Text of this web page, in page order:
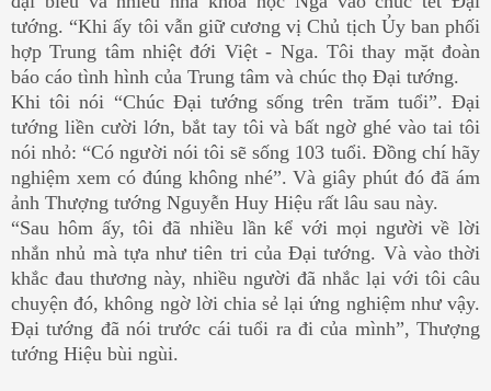
tướng. “Khi ấy tôi vẫn giữ cương vị Chủ tịch Ủy ban phối
hợp Trung tâm nhiệt đới Việt - Nga. Tôi thay mặt đoàn
báo cáo tình hình của Trung tâm và chúc thọ Đại tướng.
Khi tôi nói “Chúc Đại tướng sống trên trăm tuổi”. Đại
tướng liền cười lớn, bắt tay tôi và bất ngờ ghé vào tai tôi
nói nhỏ: “Có người nói tôi sẽ sống 103 tuổi. Đồng chí hãy
nghiệm xem có đúng không nhé”. Và giây phút đó đã ám
ảnh Thượng tướng Nguyễn Huy Hiệu rất lâu sau này.
“Sau hôm ấy, tôi đã nhiều lần kể với mọi người về lời
nhắn nhủ mà tựa như tiên tri của Đại tướng. Và vào thời
khắc đau thương này, nhiều người đã nhắc lại với tôi câu
chuyện đó, không ngờ lời chia sẻ lại ứng nghiệm như vậy.
Đại tướng đã nói trước cái tuổi ra đi của mình”, Thượng
tướng Hiệu bùi ngùi.